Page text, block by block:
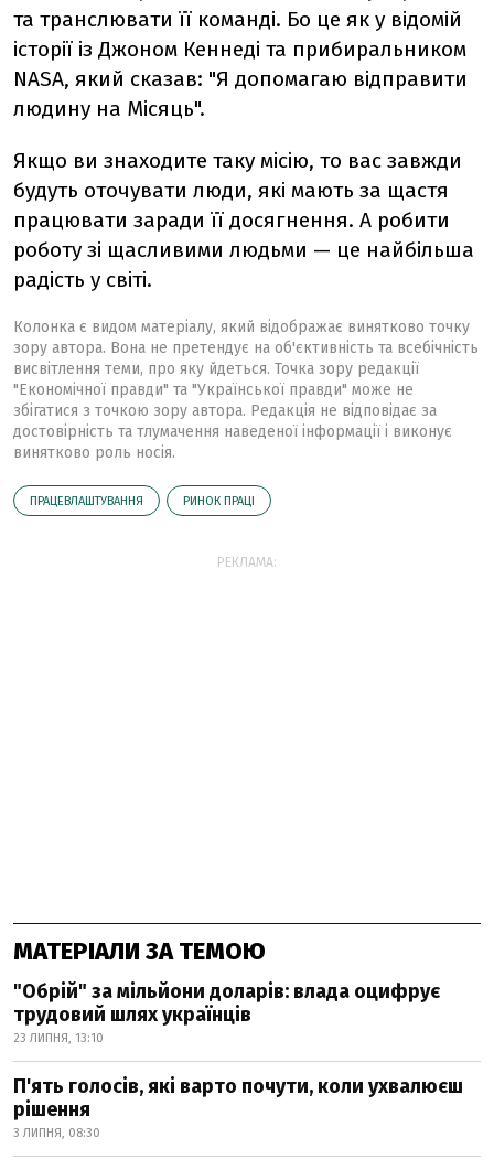
та транслювати її команді. Бо це як у відомій
історії із Джоном Кеннеді та прибиральником
NASA, який сказав: "Я допомагаю відправити
людину на Місяць".
Якщо ви знаходите таку місію, то вас завжди
будуть оточувати люди, які мають за щастя
працювати заради її досягнення. А робити
роботу зі щасливими людьми — це найбільша
радість у світі.
Колонка є видом матеріалу, який відображає винятково точку
зору автора. Вона не претендує на об'єктивність та всебічність
висвітлення теми, про яку йдеться. Точка зору редакції
"Економічної правди" та "Української правди" може не
збігатися з точкою зору автора. Редакція не відповідає за
достовірність та тлумачення наведеної інформації і виконує
винятково роль носія.
ПРАЦЕВЛАШТУВАННЯ РИНОК ПРАЦІ
РЕКЛАМА:
МАТЕРІАЛИ ЗА ТЕМОЮ
"Обрій" за мільйони доларів: влада оцифрує
трудовий шлях українців
23 ЛИПНЯ, 13:10
П'ять голосів, які варто почути, коли ухвалюєш
рішення
3 ЛИПНЯ, 08:30